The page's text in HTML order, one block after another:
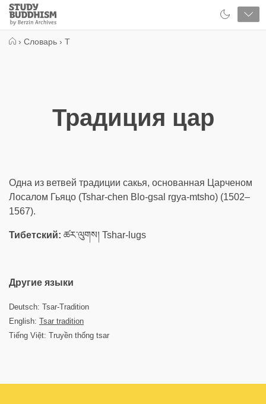
Close
Study
Buddhism
› Словарь › Т
Традиция цар
Одна из ветвей традиции сакья, основанная Царченом
Лосалом Гьяцо (Tshar-chen Blo-gsal rgya-mtsho) (1502–
1567).
Тибетский: ཚར་ལུགས། Tshar-lugs
Другие языки
Deutsch: Tsar-Tradition
English: Tsar tradition
Tiếng Việt: Truyền thống tsar